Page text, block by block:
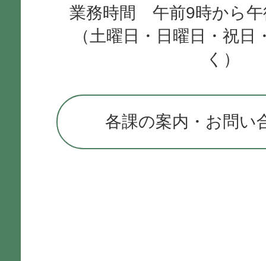
業務時間 午前9時から午
（土曜日・日曜日・祝日
く）
各課の案内・お問い